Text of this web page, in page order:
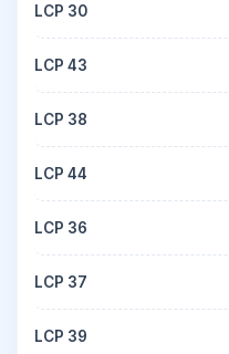
LCP 30
LCP 43
LCP 38
LCP 44
LCP 36
LCP 37
LCP 39